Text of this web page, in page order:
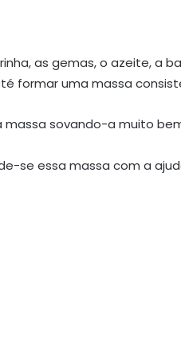
as gemas, o azeite, a
formar uma massa
massa sovando-a muito
se essa massa com a